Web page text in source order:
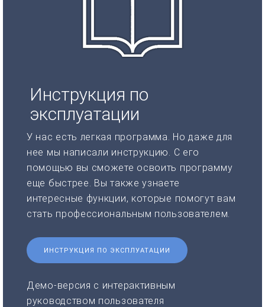
Инструкция по
эксплуатации
У нас есть легкая программа. Но даже для
нее мы написали инструкцию. С его
помощью вы сможете освоить программу
еще быстрее. Вы также узнаете
интересные функции, которые помогут вам
стать профессиональным пользователем.
ИНСТРУКЦИЯ ПО ЭКСПЛУАТАЦИИ
Демо-версия с интерактивным
руководством пользователя